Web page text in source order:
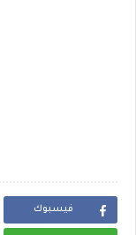
فيسبوك